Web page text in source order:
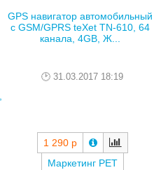
GPS навигатор автомобильный
с GSM/GPRS teXet TN-610, 64
канала, 4GB, Ж...
31.03.2017 18:19
1 290 р
Маркетинг РЕТ